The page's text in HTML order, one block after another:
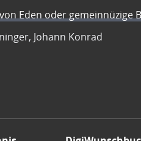
Eden oder gemeinnüzige
Johann Konrad